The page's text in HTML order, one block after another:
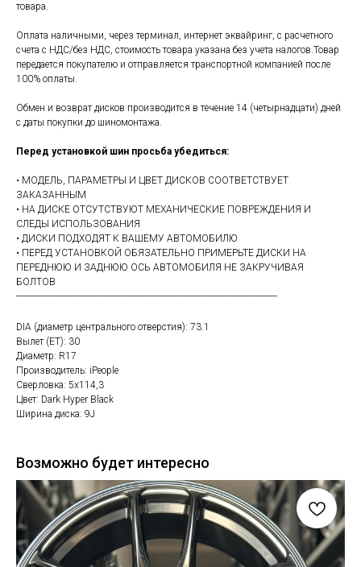
товара.
Оплата наличными, через терминал, интернет эквайринг, с расчетного
счета с НДС/без НДС, стоимость товара указана без учета налогов.Товар
передается покупателю и отправляется транспортной компанией после
100% оплаты.
Обмен и возврат дисков производится в течение 14 (четырнадцати) дней
с даты покупки до шиномонтажа.
Перед установкой шин просьба убедиться:
• МОДЕЛЬ, ПАРАМЕТРЫ И ЦВЕТ ДИСКОВ СООТВЕТСТВУЕТ
ЗАКАЗАННЫМ
• НА ДИСКЕ ОТСУТСТВУЮТ МЕХАНИЧЕСКИЕ ПОВРЕЖДЕНИЯ И
СЛЕДЫ ИСПОЛЬЗОВАНИЯ
• ДИСКИ ПОДХОДЯТ К ВАШЕМУ АВТОМОБИЛЮ
• ПЕРЕД УСТАНОВКОЙ ОБЯЗАТЕЛЬНО ПРИМЕРЬТЕ ДИСКИ НА
ПЕРЕДНЮЮ И ЗАДНЮЮ ОСЬ АВТОМОБИЛЯ НЕ ЗАКРУЧИВАЯ
БОЛТОВ
------------------------------------------------------------------------------------------------------------
DIA (диаметр центрального отверстия): 73.1
Вылет (ET): 30
Диаметр: R17
Производитель: iPeople
Сверловка: 5х114,3
Цвет: Dark Hyper Black
Ширина диска: 9J
Возможно будет интересно